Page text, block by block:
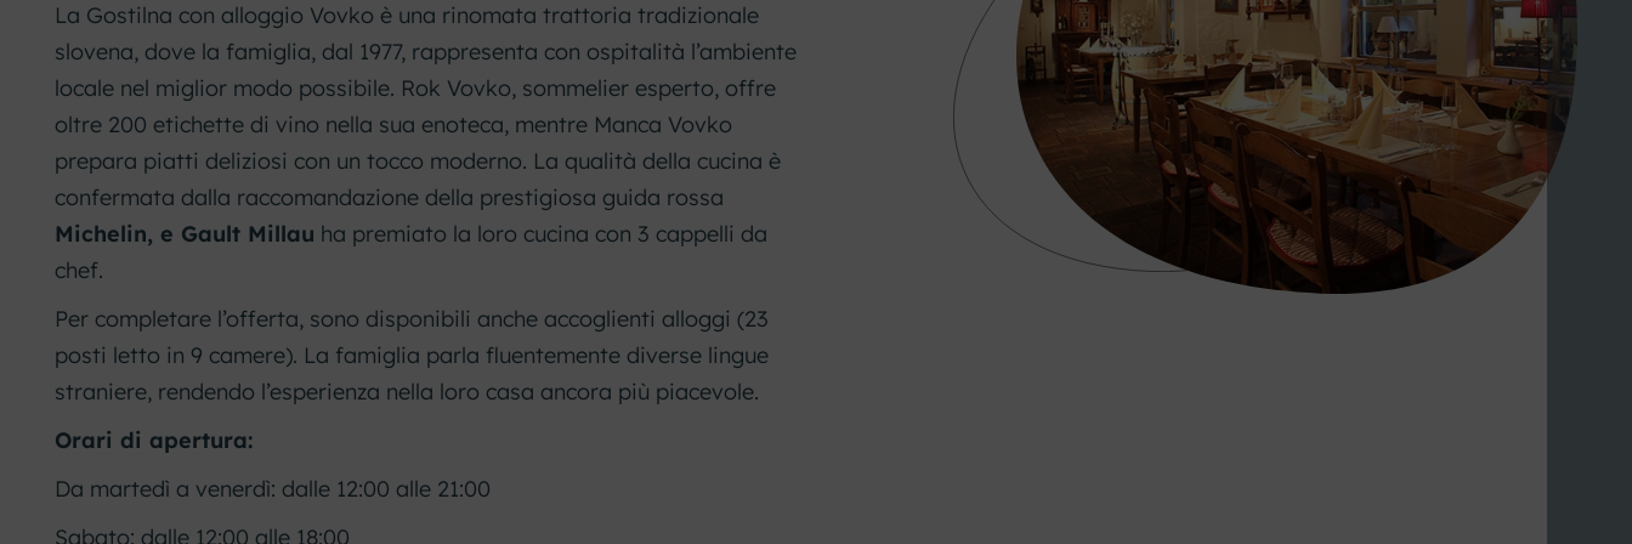
La Gostilna con alloggio Vovko è una rinomata trattoria tradizionale
slovena, dove la famiglia, dal 1977, rappresenta con ospitalità l’ambiente
locale nel miglior modo possibile. Rok Vovko, sommelier esperto, offre
oltre 200 etichette di vino nella sua enoteca, mentre Manca Vovko
prepara piatti deliziosi con un tocco moderno. La qualità della cucina è
confermata dalla raccomandazione della prestigiosa guida rossa
Michelin, e Gault Millau ha premiato la loro cucina con 3 cappelli da
chef.
Per completare l’offerta, sono disponibili anche accoglienti alloggi (23
posti letto in 9 camere). La famiglia parla fluentemente diverse lingue
straniere, rendendo l’esperienza nella loro casa ancora più piacevole.
Orari di apertura:
Da martedì a venerdì: dalle 12:00 alle 21:00
Sabato: dalle 12:00 alle 18:00